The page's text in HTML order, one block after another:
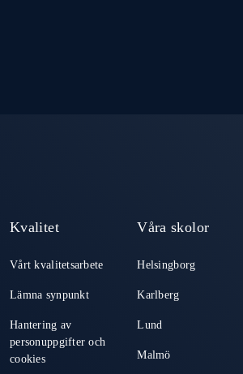
Kvalitet
Vårt kvalitetsarbete
Lämna synpunkt
Hantering av
personuppgifter och
cookies
Våra skolor
Helsingborg
Karlberg
Lund
Malmö